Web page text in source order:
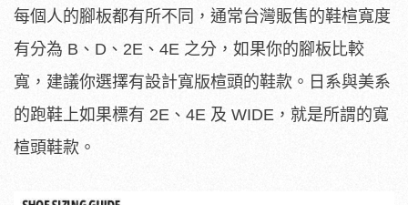
每個人的腳板都有所不同，通常台灣販售的鞋楦寬度
有分為 B、D、2E、4E 之分，如果你的腳板比較
寬，建議你選擇有設計寬版楦頭的鞋款。日系與美系
的跑鞋上如果標有 2E、4E 及 WIDE，就是所謂的寬
楦頭鞋款。